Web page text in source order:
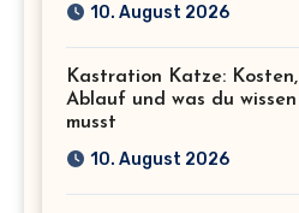
10. August 2026
Kastration Katze: Kosten,
Ablauf und was du wissen
musst
10. August 2026